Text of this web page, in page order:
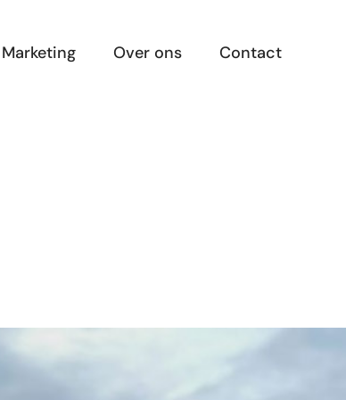
Marketing Over ons Contact